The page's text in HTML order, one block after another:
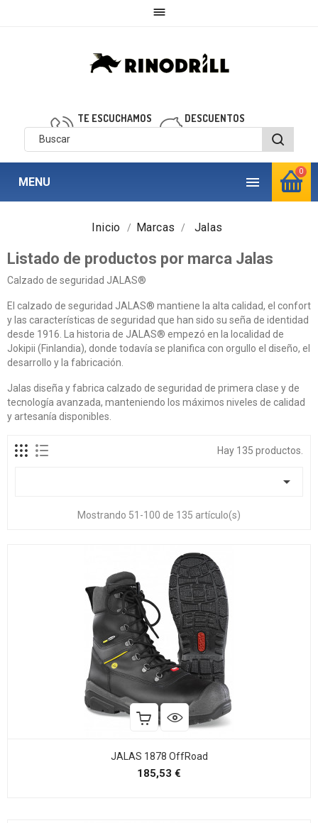

0
TE ESCUCHAMOS
910 850 040
DESCUENTOS
personalizados

MENU
Inicio Marcas Jalas
Listado de productos por marca Jalas
Calzado de seguridad JALAS®
El calzado de seguridad JALAS® mantiene la alta calidad, el confort
y las características de seguridad que han sido su seña de identidad
desde 1916. La historia de JALAS® empezó en la localidad de
Jokipii (Finlandia), donde todavía se planifica con orgullo el diseño, el
desarrollo y la fabricación.
Jalas diseña y fabrica calzado de seguridad de primera clase y de
tecnología avanzada, manteniendo los máximos niveles de calidad
y artesanía disponibles.
Hay 135 productos.

Mostrando 51-100 de 135 artículo(s)
JALAS 1878 OffRoad
185,53 €